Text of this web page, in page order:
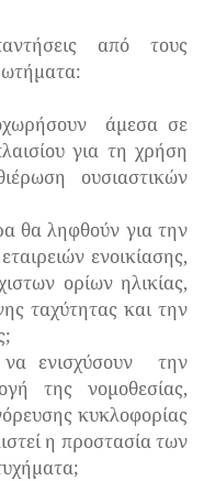
από τους
άμεσα σε
για τη χρήση
ουσιαστικών
ληφθούν για την
ενοικίασης,
ορίων ηλικίας,
ταχύτητας και την
την
της νομοθεσίας,
κυκλοφορίας
η προστασία των